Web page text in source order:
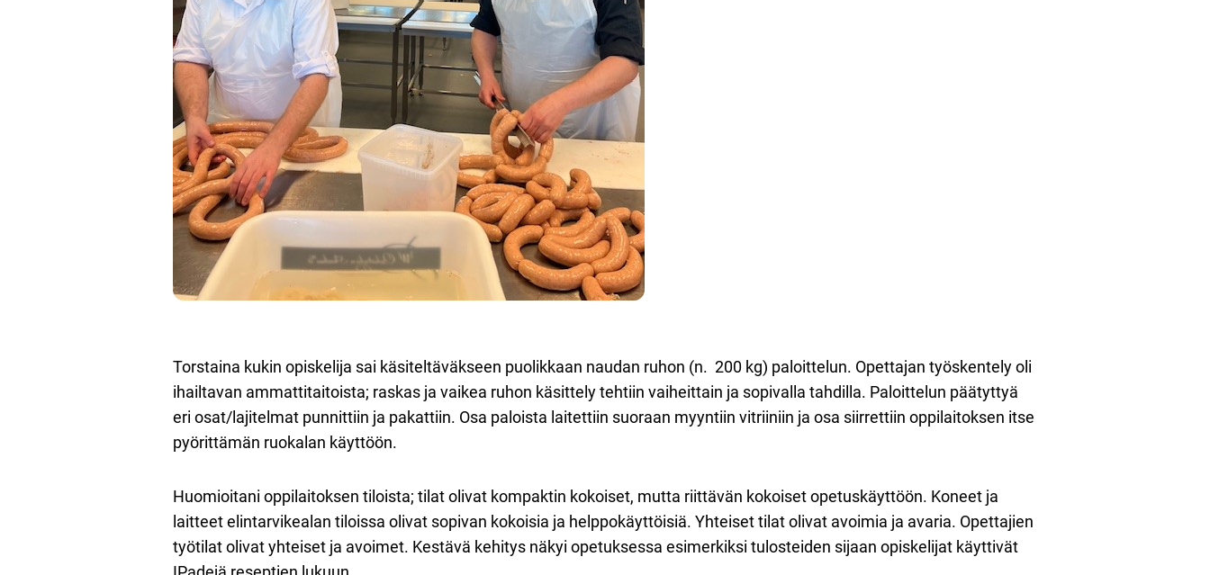
Torstaina kukin opiskelija sai käsiteltäväkseen puolikkaan naudan ruhon (n. 200 kg) paloittelun. Opettajan työskentely oli
ihailtavan ammattitaitoista; raskas ja vaikea ruhon käsittely tehtiin vaiheittain ja sopivalla tahdilla. Paloittelun päätyttyä
eri osat/lajitelmat punnittiin ja pakattiin. Osa paloista laitettiin suoraan myyntiin vitriiniin ja osa siirrettiin oppilaitoksen itse
pyörittämän ruokalan käyttöön.
Huomioitani oppilaitoksen tiloista; tilat olivat kompaktin kokoiset, mutta riittävän kokoiset opetuskäyttöön. Koneet ja
laitteet elintarvikealan tiloissa olivat sopivan kokoisia ja helppokäyttöisiä. Yhteiset tilat olivat avoimia ja avaria. Opettajien
työtilat olivat yhteiset ja avoimet. Kestävä kehitys näkyi opetuksessa esimerkiksi tulosteiden sijaan opiskelijat käyttivät